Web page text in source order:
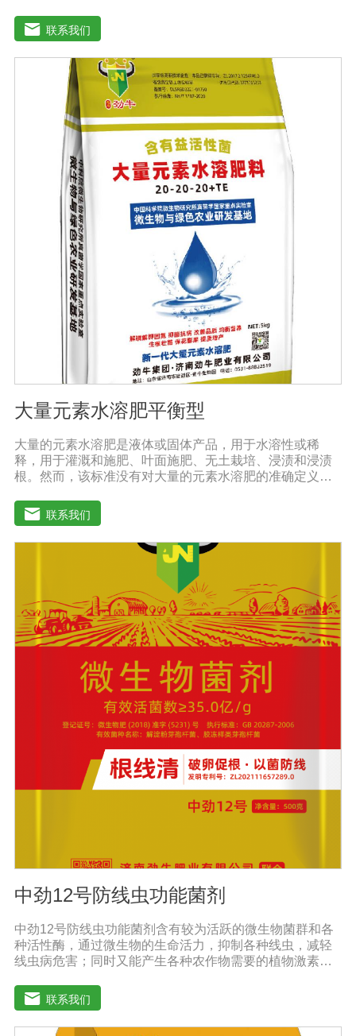
含氨基酸水溶性肥料、含腐植酸水溶性肥料、有机水溶性
肥料等。水溶肥与传统的过磷酸钙肥等品种相比，水溶性
肥料具有明显的优势。它是一种水溶性好、无残渣的速效
肥料，能完全溶于水，能直接被作物的根和叶吸收利用。
水溶肥作为一种快速肥料，其营养元素相对全面，根据不
同作物的肥料特点，相应的肥料配方不同，市场销售蔬
菜、果树、花卉、食品、棉花、油等作物专用水溶性肥
料。使用技巧：1．避免直接冲施，要采取二次稀释法。由
于水溶性肥料有别于一般的复合肥料，所以农民就不能够
按常规施肥方法，造成施肥不均匀，出现烧苗伤根，苗小
苗弱等现象，二次稀释保证冲肥均匀，提高肥料利用率。
2．严格控制施肥量。水溶肥比一般复合肥养分含量高，用
量相对较少。由于其速效性强，难以在土壤中长期存留，
所以要严格控制施肥量，避免肥料流失即降低施肥的经济
效益，达不到高产优质高效的目的。3．尽量单用或与非碱
性的农药混用。比如在蔬菜出现缺素症或根系生长不良
时，不少农民多采用喷施水溶肥的方法加以缓解。在此提
醒农民朋友，水溶肥要尽量单独施用或与非碱性的农药混
用，以免金属离子起反应产生沉淀，造成叶片肥害或药
联系我们
大量元素水溶肥平衡型
大量的元素水溶肥是液体或固体产品，用于水溶性或稀
释，用于灌溉和施肥、叶面施肥、无土栽培、浸渍和浸渍
根。然而，该标准没有对大量的元素水溶肥的准确定义。
合肥料。大量的元素水溶肥的特点是作物喷洒后通过树枝
和树叶迅速渗透到体内，提高作物运输营养物质的能力，
增加果叶营养物质，增强细胞活力和代谢能力。1.促进发
芽，加速茶树、果树、蔬菜等作物的生长，增加花蕾，促
类、甘蔗、桑树、树苗、果苗和攀缘作物生长得更快。2.
绿叶增强枝条，保护花朵和果实。使用后，叶子呈嫩绿
色，叶子又厚又亮。果树、瓜类、豆类等作物在开花前后
喷洒，也可防止谢花落果。具有显著的保花保果作用，也
是大量元素水溶性肥料的主要作用之一。3.果实大、颗粒
重、早熟、高产果树、瓜类、豆类等多种作物。在果实期
喷洒可以增加果实，提前成熟，在抽穗期和灌浆期喷洒谷
物可以使抽穗整齐，重量显著增加。4.灾后恢复，抗旱、
防涝、防虫。风灾后，喷洒能迅速恢复生长，抵抗农作物
病虫害，与农药混合喷洒，病株恢复更快。
联系我们
中劲12号防线虫功能菌剂
中劲12号防线虫功能菌剂含有较为活跃的微生物菌群和各
种活性酶，通过微生物的生命活力，抑制各种线虫，减轻
线虫病危害；同时又能产生各种农作物需要的植物激素、
并且能产生抗生素，系统防伪酶等多种物质，间接达到促
进植物生长。【产品功能】 1、本产品利用微生物自身的
寄生作用，并释放出对线虫、细菌、真菌等具有杀灭作用
联系我们